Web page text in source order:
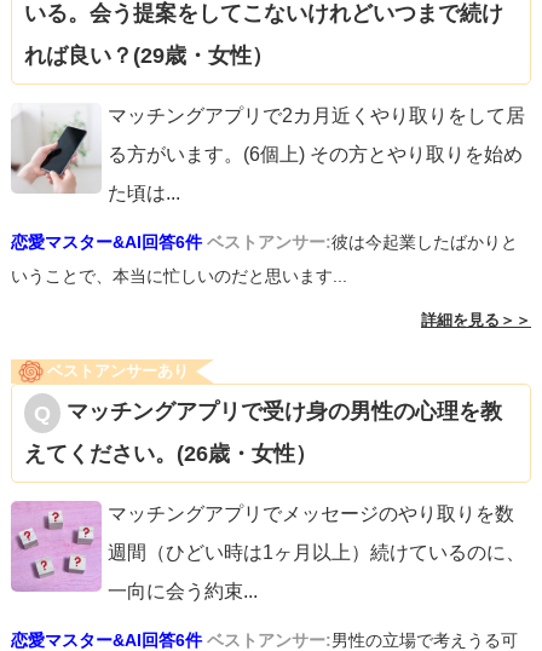
いる。会う提案をしてこないけれどいつまで続け
れば良い？(29歳・女性）
マッチングアプリで2カ月近くやり取りをして居
る方がいます。(6個上) その方とやり取りを始め
た頃は...
恋愛マスター&AI回答6件 ベストアンサー:彼は今起業したばかりと
いうことで、本当に忙しいのだと思います...
詳細を見る＞＞
ベストアンサーあり
マッチングアプリで受け身の男性の心理を教
えてください。(26歳・女性）
マッチングアプリでメッセージのやり取りを数
週間（ひどい時は1ヶ月以上）続けているのに、
一向に会う約束...
恋愛マスター&AI回答6件 ベストアンサー:男性の立場で考えうる可